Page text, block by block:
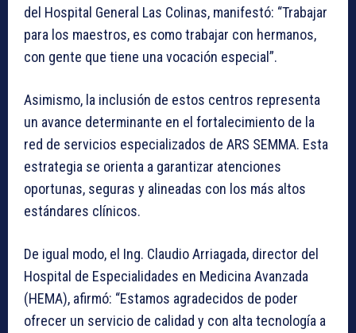
del Hospital General Las Colinas, manifestó: “Trabajar
para los maestros, es como trabajar con hermanos,
con gente que tiene una vocación especial”.
Asimismo, la inclusión de estos centros representa
un avance determinante en el fortalecimiento de la
red de servicios especializados de ARS SEMMA. Esta
estrategia se orienta a garantizar atenciones
oportunas, seguras y alineadas con los más altos
estándares clínicos.
De igual modo, el Ing. Claudio Arriagada, director del
Hospital de Especialidades en Medicina Avanzada
(HEMA), afirmó: “Estamos agradecidos de poder
ofrecer un servicio de calidad y con alta tecnología a